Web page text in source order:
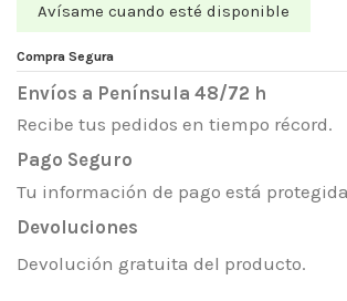
Compra Segura
Envíos a Península 48/72 h
Recibe tus pedidos en tiempo récord.
Pago Seguro
Tu información de pago está
Devoluciones
Devolución gratuita del producto.